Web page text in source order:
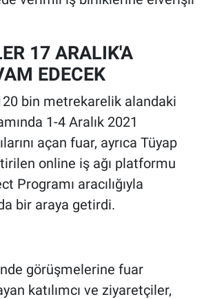
17 ARALIK'A
EDECEK
bin metrekarelik alandaki
1-4 Aralık 2021
açan fuar, ayrıca Tüyap
online iş ağı platformu
Programı aracılığıyla
bir araya getirdi.
görüşmelerine fuar
katılımcı ve ziyaretçiler,